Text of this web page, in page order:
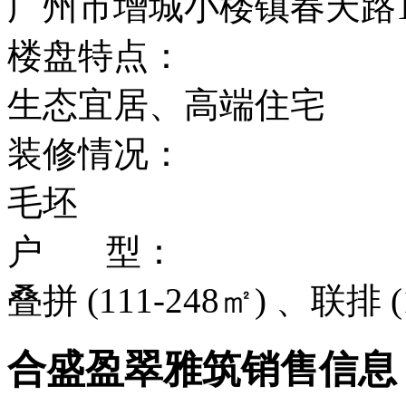
楼盘特点：
生态宜居、高端住宅
装修情况：
毛坯
户 型：
叠拼 (111-248㎡) 、联排
合盛盈翠雅筑销售信息